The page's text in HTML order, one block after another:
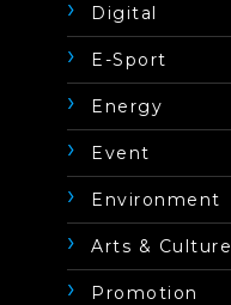
Digital
E-Sport
Energy
Event
Environment
Arts & Culture
Promotion